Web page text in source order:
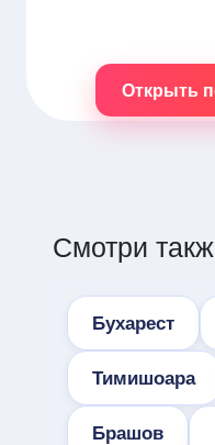
Открыть
Смотри
Бухарест
Тимишоара
Брашов